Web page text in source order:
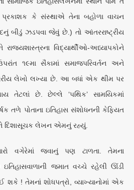
કે સંસ્થાએ તેના બહોળા વાચન
બીડું ઝડપવા જેવું છે.) તો આંતરરાષ્ટ્રીય
વિદ્યાર્થીઓ-અધ્યાપકોને
૧૯મા સૈકામાં સમાજપરિવર્તન અને
સ્તરીય લેખો લખ્યા છે. આ બધાં એક થીમ પર
તેટલાં છે. છેલ્લે ‘પથિક’ સામયિકમાં
તળે પોતાના ઇતિહાસ સંશોધનની કેફિયત
લેખન એમનું રહ્યું.
વગેરેમાં જવાનું પણ ટાળતા. તેમના
જમાત વચ્ચે રહેલી ઊંડી
શકે ! તેમનાં શોધપત્રો, વ્યાખ્યાનોમાં એક